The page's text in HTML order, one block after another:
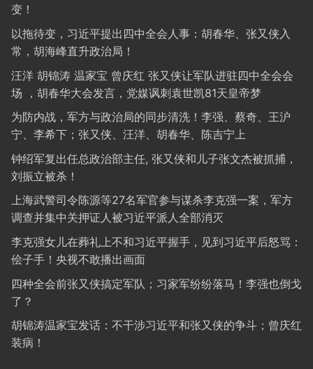
变！
以拖待变，习近平提出四中全会人事：胡春华、张又侠入
常，胡海峰直升政治局！
汪洋 胡锦涛 温家宝 曾庆红 张又侠让军队进驻四中全会会
场 ，胡春华大会发言，党媒讽刺袁世凯81天皇帝梦
为防内战，军方与政治局的同步清洗！李强、蔡奇、王沪
宁、李希下；张又侠、汪洋、胡春华、陈吉宁上
钟绍军复出任总政治部主任, 张又侠和儿子张文杰被抓捕，
刘振立被杀！
上海武警司令陈源等27名军官参与谋杀李克强一案，军方
调查并集中关押证人被习近平派人全部消灭
李克强女儿在葬礼上不和习近平握手，见到习近平后怒骂：
侩子手！央视不敢播出画面
四种全会前张又侠搞定军队；习家军纷纷落马！李强也倒戈
了？
胡锦涛温家宝发话：不干涉习近平和张又侠的争斗；曾庆红
装病！